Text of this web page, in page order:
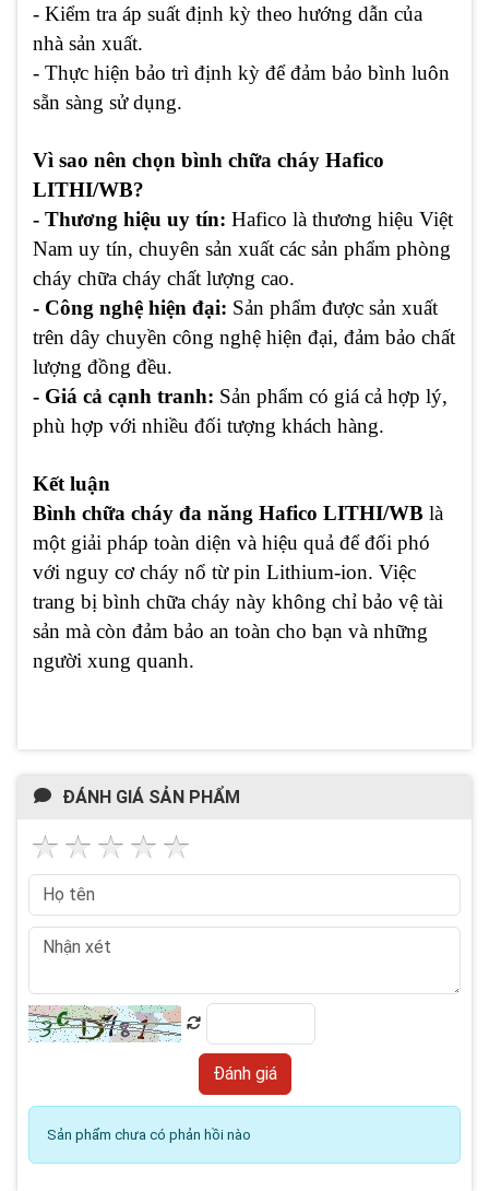
- Kiểm tra áp suất định kỳ theo hướng dẫn của
nhà sản xuất.
- Thực hiện bảo trì định kỳ để đảm bảo bình luôn
sẵn sàng sử dụng.
Vì sao nên chọn bình chữa cháy Hafico
LITHI/WB?
- Thương hiệu uy tín: Hafico là thương hiệu Việt
Nam uy tín, chuyên sản xuất các sản phẩm phòng
cháy chữa cháy chất lượng cao.
- Công nghệ hiện đại: Sản phẩm được sản xuất
trên dây chuyền công nghệ hiện đại, đảm bảo chất
lượng đồng đều.
- Giá cả cạnh tranh: Sản phẩm có giá cả hợp lý,
phù hợp với nhiều đối tượng khách hàng.
Kết luận
Bình chữa cháy đa năng Hafico LITHI/WB là
một giải pháp toàn diện và hiệu quả để đối phó
với nguy cơ cháy nổ từ pin Lithium-ion. Việc
trang bị bình chữa cháy này không chỉ bảo vệ tài
sản mà còn đảm bảo an toàn cho bạn và những
người xung quanh.
ĐÁNH GIÁ SẢN PHẨM
Sản phẩm chưa có phản hồi nào